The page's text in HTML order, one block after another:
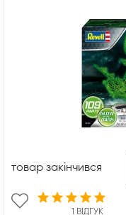
1 ВІДГУК
товар закінчився